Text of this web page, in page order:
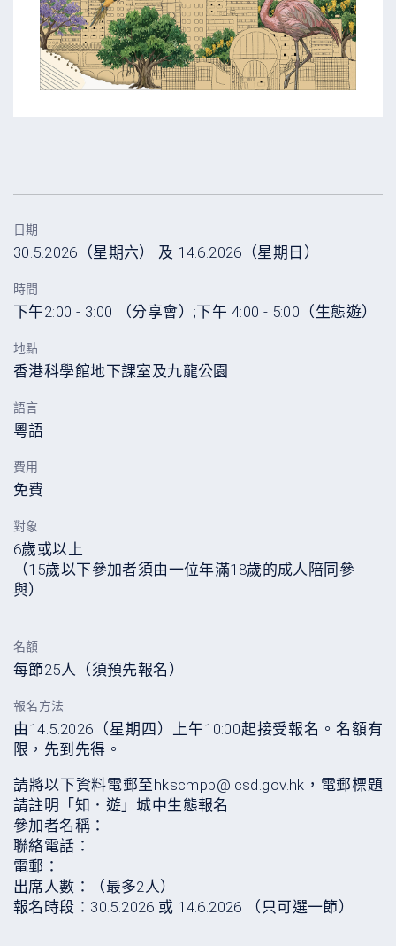
日期
30.5.2026（星期六） 及 14.6.2026（星期日）
時間
下午2:00 - 3:00 （分享會）;下午 4:00 - 5:00（生態遊）
地點
香港科學館地下課室及九龍公園
語言
粵語
費用
免費
對象
6歲或以上
（15歲以下參加者須由一位年滿18歲的成人陪同參
與）
名額
每節25人（須預先報名）
報名方法
由14.5.2026（星期四）上午10:00起接受報名。名額有
限，先到先得。
請將以下資料電郵至hkscmpp@lcsd.gov.hk，電郵標題
請註明「知．遊」城中生態報名
參加者名稱：
聯絡電話：
電郵：
出席人數：（最多2人）
報名時段：30.5.2026 或 14.6.2026 （只可選一節）